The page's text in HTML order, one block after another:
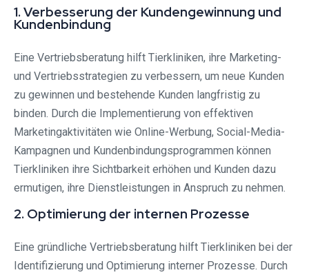
1. Verbesserung der Kundengewinnung und
Kundenbindung
Eine Vertriebsberatung hilft Tierkliniken, ihre Marketing-
und Vertriebsstrategien zu verbessern, um neue Kunden
zu gewinnen und bestehende Kunden langfristig zu
binden. Durch die Implementierung von effektiven
Marketingaktivitäten wie Online-Werbung, Social-Media-
Kampagnen und Kundenbindungsprogrammen können
Tierkliniken ihre Sichtbarkeit erhöhen und Kunden dazu
ermutigen, ihre Dienstleistungen in Anspruch zu nehmen.
2. Optimierung der internen Prozesse
Eine gründliche Vertriebsberatung hilft Tierkliniken bei der
Identifizierung und Optimierung interner Prozesse. Durch